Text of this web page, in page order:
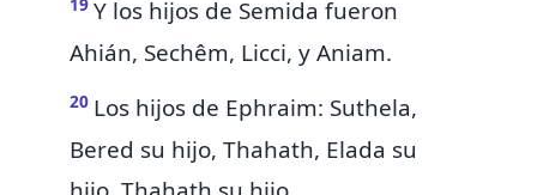
Y los hijos de Semida fueron
Ahián, Sechêm, Licci, y Aniam.
20 Los hijos de Ephraim: Suthela,
Bered su hijo, Thahath, Elada su